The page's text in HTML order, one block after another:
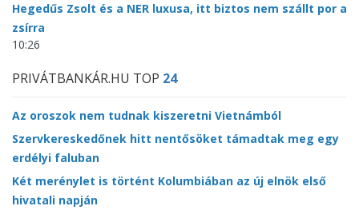
Hegedűs Zsolt és a NER luxusa, itt biztos nem szállt por a
zsírra
10:26
PRIVÁTBANKÁR.HU TOP 24
Az oroszok nem tudnak kiszeretni Vietnámból
Szervkereskedőnek hitt nentősöket támadtak meg egy
erdélyi faluban
Két merénylet is történt Kolumbiában az új elnök első
hivatali napján